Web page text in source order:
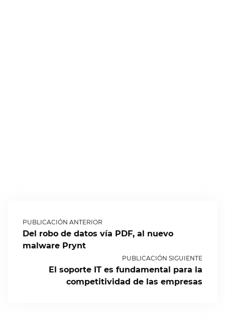
PUBLICACIÓN ANTERIOR
Del robo de datos vía PDF, al nuevo
malware Prynt
PUBLICACIÓN SIGUIENTE
El soporte IT es fundamental para la
competitividad de las empresas